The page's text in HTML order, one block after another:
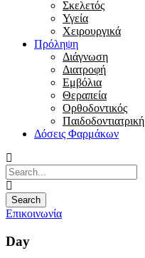
Σκελετός
Υγεία
Χειρουργικά
Πρόληψη
Διάγνωση
Διατροφή
Εμβόλια
Θεραπεία
Ορθοδοντικός
Παιδοδοντιατρική
Δόσεις Φαρμάκων
Επικοινωνία
Day